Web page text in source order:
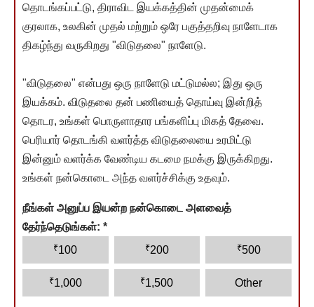
தொடங்கப்பட்டு, திராவிட இயக்கத்தின் முதன்மைக்
குரலாக, உலகின் முதல் மற்றும் ஒரே பகுத்தறிவு நாளேடாக
திகழ்ந்து வருகிறது "விடுதலை" நாளேடு.
"விடுதலை" என்பது ஒரு நாளேடு மட்டுமல்ல; இது ஒரு
இயக்கம். விடுதலை தன் பணியைத் தொய்வு இன்றித்
தொடர, உங்கள் பொருளாதார பங்களிப்பு மிகத் தேவை.
பெரியார் தொடங்கி வளர்த்த விடுதலையை உரமிட்டு
இன்னும் வளர்க்க வேண்டிய கடமை நமக்கு இருக்கிறது.
உங்கள் நன்கொடை அந்த வளர்ச்சிக்கு உதவும்.
நீங்கள் அனுப்ப இயன்ற நன்கொடை அளவைத்
தேர்ந்தெடுங்கள்: *
₹100 ₹200 ₹500
₹1,000 ₹1,500 Other